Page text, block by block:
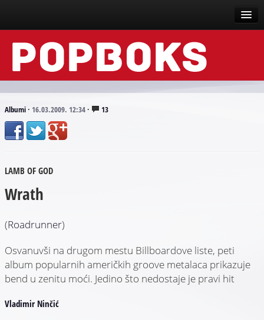
Vesti
Događaji
Tekstovi
Scena
Arhive
Albumi· 16.03.2009. 12:34· 13
LAMB OF GOD
Wrath
(Roadrunner)
Osvanuvši na drugom mestu Billboardove liste, peti
album popularnih američkih groove metalaca prikazuje
bend u zenitu moći. Jedino što nedostaje je pravi hit
Vladimir Ninčić